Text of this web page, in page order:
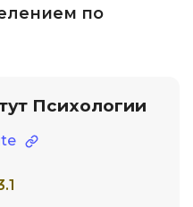
по
Психологии